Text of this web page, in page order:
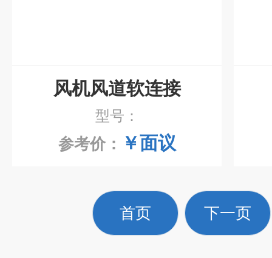
风机风道软连接
型号：
参考价： ￥面议
首页 下一页